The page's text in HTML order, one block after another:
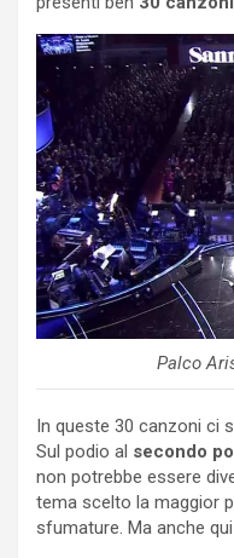
Palco
In queste 30 canzoni ci
Sul podio al secondo
non potrebbe essere
tema scelto la maggior
sfumature. Ma anche